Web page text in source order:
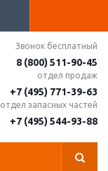
Звонок бесплатный
8 (800) 511-90-45
отдел продаж
+7 (495) 771-39-63
отдел запасных частей
+7 (495) 544-93-88